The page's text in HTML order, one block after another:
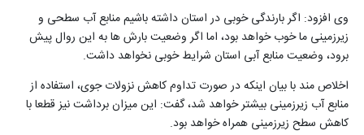
وی افزود: اگر بارندگی خوبی در استان داشته باشیم منابع آب سطحی و
زیرزمینی ما خوب خواهد بود، اما اگر وضعیت بارش ها به این روال پیش
برود، وضعیت منابع آبی استان شرایط خوبی نخواهد داشت.
اخلاص مند با بیان اینکه در صورت تداوم کاهش نزولات جوی، استفاده از
منابع آب زیرزمینی بیشتر خواهد شد، گفت: این میزان برداشت نیز قطعا با
کاهش سطح زیرزمینی همراه خواهد بود.